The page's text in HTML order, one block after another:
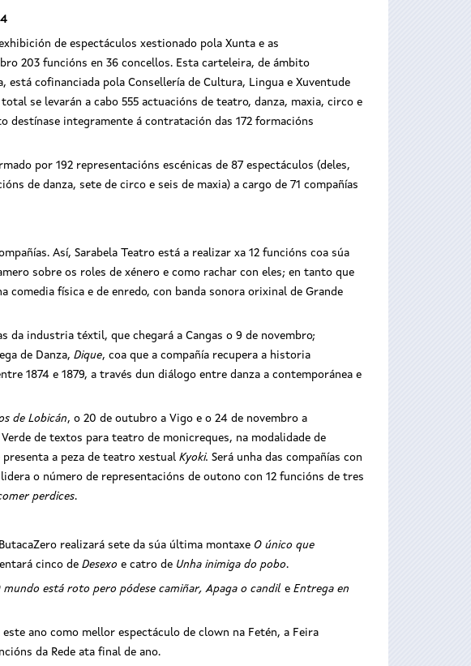
de espectáculos xestionado pola Xunta e as
203 funcións en 36 concellos. Esta carteleira, de ámbito
cofinanciada pola Consellería de Cultura, Lingua e Xuventude
se levarán a cabo 555 actuacións de teatro, danza, maxia, circo e
destínase integramente á contratación das 172 formacións
por 192 representacións escénicas de 87 espectáculos (deles,
de danza, sete de circo e seis de maxia) a cargo de 71 compañías
Así, Sarabela Teatro está a realizar xa 12 funcións coa súa
sobre os roles de xénero e como rachar con eles; en tanto que
comedia física e de enredo, con banda sonora orixinal de Grande
da industria téxtil, que chegará a Cangas o 9 de novembro;
de Danza, Dique, coa que a compañía recupera a historia
1874 e 1879, a través dun diálogo entre danza a contemporánea e
de Lobicán, o 20 de outubro a Vigo e o 24 de novembro a
de textos para teatro de monicreques, na modalidade de
a peza de teatro xestual Kyoki. Será unha das compañías con
o número de representacións de outono con 12 funcións de tres
perdices.
realizará sete da súa última montaxe O único que
cinco de Desexo e catro de Unha inimiga do pobo.
mundo está roto pero pódese camiñar, Apaga o candil e Entrega en
ano como mellor espectáculo de clown na Fetén, a Feira
da Rede ata final de ano.